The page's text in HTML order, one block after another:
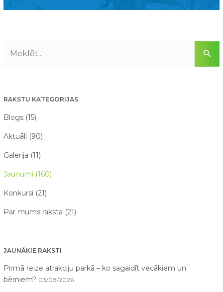
RAKSTU KATEGORIJAS
Blogs (15)
Aktuāli (90)
Galerija (11)
Jaunumi (160)
Konkursi (21)
Par mums raksta (21)
JAUNĀKIE RAKSTI
Pirmā reize atrakciju parkā – ko sagaidīt vecākiem un
bērniem? 03/08/2026